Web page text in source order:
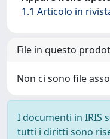
1.1 Articolo in
File in questo
Non ci sono file
I documenti in IRIS
tutti i diritti sono